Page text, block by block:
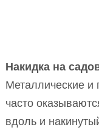
Накидка на
Металлические и
часто
вдоль и